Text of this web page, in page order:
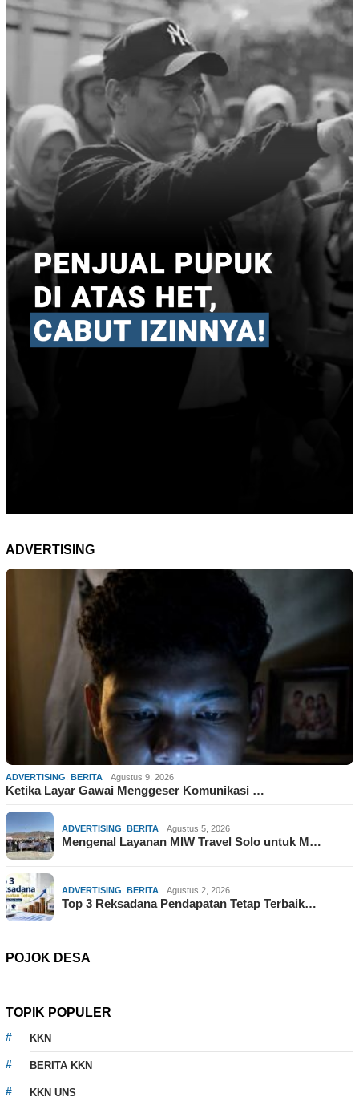
ADVERTISING
ADVERTISING, BERITA Agustus 9, 2026
Ketika Layar Gawai Menggeser Komunikasi …
ADVERTISING, BERITA Agustus 5, 2026
Mengenal Layanan MIW Travel Solo untuk M…
ADVERTISING, BERITA Agustus 2, 2026
Top 3 Reksadana Pendapatan Tetap Terbaik…
POJOK DESA
TOPIK POPULER
KKN
BERITA KKN
KKN UNS